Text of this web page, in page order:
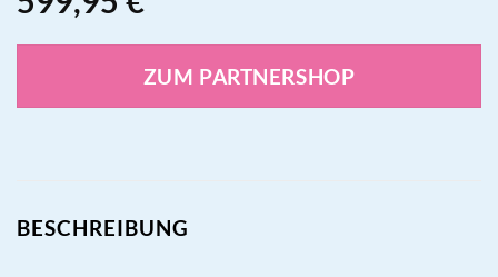
ZUM PARTNERSHOP
BESCHREIBUNG